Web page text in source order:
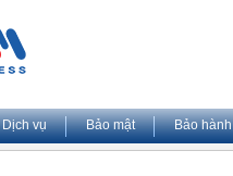
Dịch vụ Bảo mật Bảo hành